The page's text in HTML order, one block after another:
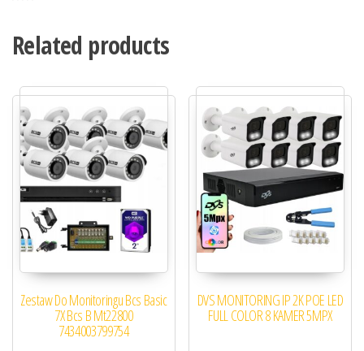
Related products
Zestaw Do Monitoringu Bcs Basic
7X Bcs B Mt22800
7434003799754
DVS MONITORING IP 2K POE LED
FULL COLOR 8 KAMER 5MPX